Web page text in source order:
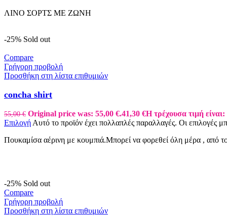
ΛΙΝΟ ΣΟΡΤΣ ΜΕ ΖΩΝΗ
-25% Sold out
Compare
Γρήγορη προβολή
Προσθήκη στη λίστα επιθυμιών
concha shirt
55,00€ Original price was: 55,00 €.41,30 €Η τρέχουσα τιμή
Επιλογή Αυτό το προϊόν έχει πολλαπλές παραλλαγές. Οι επιλογές
Πουκαμίσα αέρινη με κουμπιά.Μπορεί να φορεθεί όλη μέρα , από
-25% Sold out
Compare
Γρήγορη προβολή
Προσθήκη στη λίστα επιθυμιών